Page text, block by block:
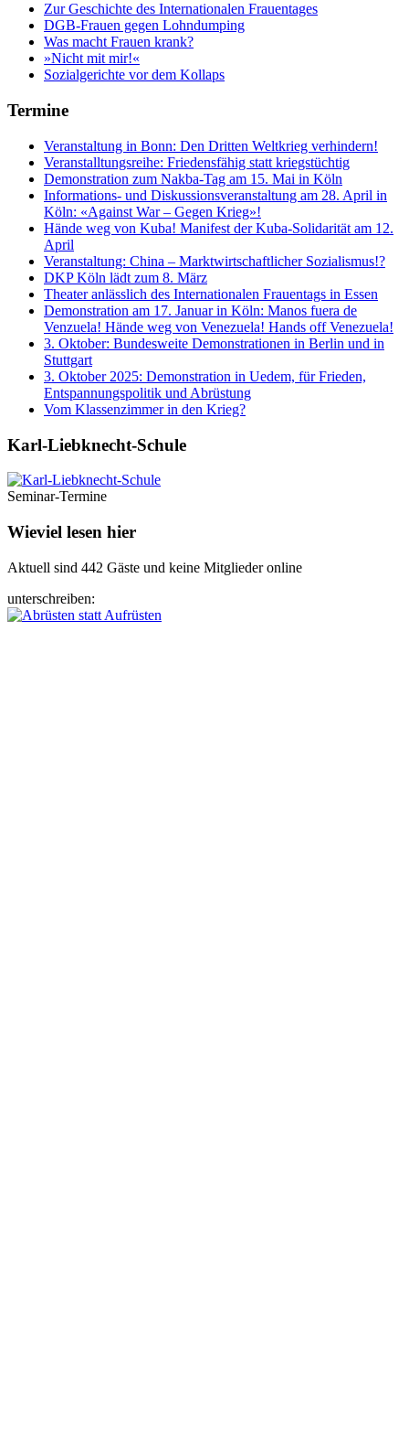
Zur Geschichte des Internationalen Frauentages
DGB-Frauen gegen Lohndumping
Was macht Frauen krank?
»Nicht mit mir!«
Sozialgerichte vor dem Kollaps
Termine
Veranstaltung in Bonn: Den Dritten Weltkrieg verhindern!
Veranstalltungsreihe: Friedensfähig statt kriegstüchtig
Demonstration zum Nakba-Tag am 15. Mai in Köln
Informations- und Diskussionsveranstaltung am 28. April in
Köln: «Against War – Gegen Krieg»!
Hände weg von Kuba! Manifest der Kuba-Solidarität am 12.
April
Veranstaltung: China – Marktwirtschaftlicher Sozialismus!?
DKP Köln lädt zum 8. März
Theater anlässlich des Internationalen Frauentags in Essen
Demonstration am 17. Januar in Köln: Manos fuera de
Venzuela! Hände weg von Venezuela! Hands off Venezuela!
3. Oktober: Bundesweite Demonstrationen in Berlin und in
Stuttgart
3. Oktober 2025: Demonstration in Uedem, für Frieden,
Entspannungspolitik und Abrüstung
Vom Klassenzimmer in den Krieg?
Karl-Liebknecht-­Schule
Seminar-Termine
Wieviel lesen hier
Aktuell sind 442 Gäste und keine Mitglieder online
unterschreiben: